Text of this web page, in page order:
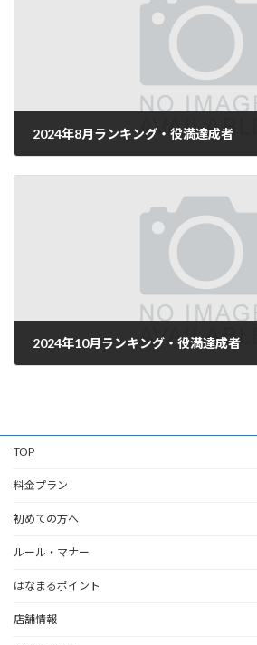
2024年8月ランキング・役満達成者
2024年10月ランキング・役満達成者
TOP
料金プラン
初めての方へ
ルール・マナー
はなまるポイント
店舗情報